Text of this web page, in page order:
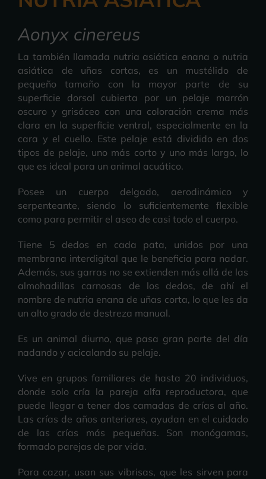
Aonyx cinereus
La también llamada nutria asiática enana o nutria
asiática de uñas cortas, es un mustélido de
pequeño tamaño con la mayor parte de su
superficie dorsal cubierta por un pelaje marrón
oscuro y grisáceo con una coloración crema más
clara en la superficie ventral, especialmente en la
cara y el cuello. Este pelaje está dividido en dos
tipos de pelaje, uno más corto y uno más largo, lo
que es ideal para un animal acuático.
Posee un cuerpo delgado, aerodinámico y
serpenteante, siendo lo suficientemente flexible
como para permitir el aseo de casi todo el cuerpo.
Tiene 5 dedos en cada pata, unidos por una
membrana interdigital que le beneficia para nadar.
Además, sus garras no se extienden más allá de las
almohadillas carnosas de los dedos, de ahí el
nombre de nutria enana de uñas corta, lo que les da
un alto grado de destreza manual.
Es un animal diurno, que pasa gran parte del día
nadando y acicalando su pelaje.
Vive en grupos familiares de hasta 20 individuos,
donde solo cría la pareja alfa reproductora, que
puede llegar a tener dos camadas de crías al año.
Las crías de años anteriores, ayudan en el cuidado
de las crías más pequeñas. Son monógamas,
formado parejas de por vida.
Para cazar, usan sus vibrisas, que les sirven para